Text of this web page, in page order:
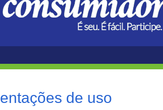
de uso